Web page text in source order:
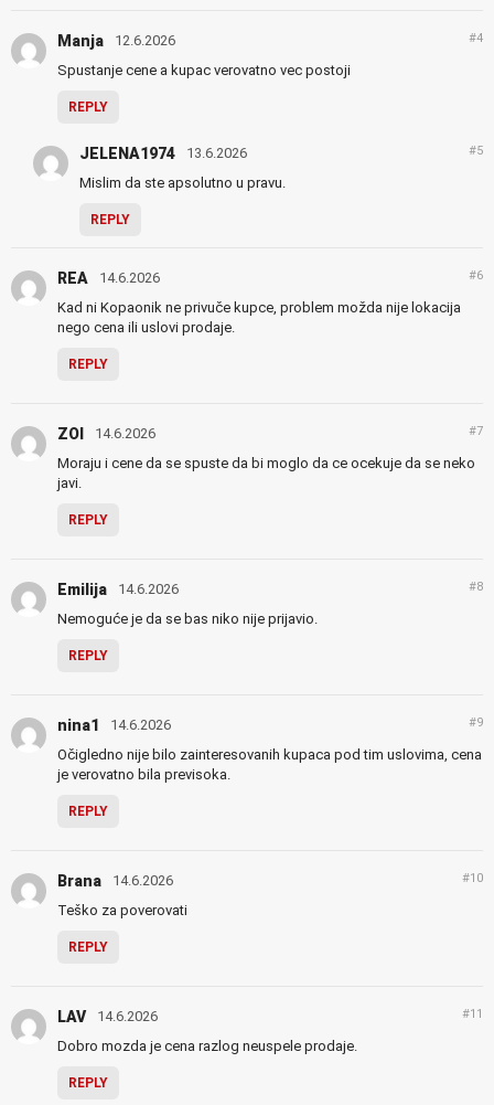
Manja 12.6.2026 #4
Spustanje cene a kupac verovatno vec postoji
REPLY
JELENA1974 13.6.2026 #5
Mislim da ste apsolutno u pravu.
REPLY
REA 14.6.2026 #6
Kad ni Kopaonik ne privuče kupce, problem možda nije lokacija
nego cena ili uslovi prodaje.
REPLY
ZOI 14.6.2026 #7
Moraju i cene da se spuste da bi moglo da ce ocekuje da se neko
javi.
REPLY
Emilija 14.6.2026 #8
Nemoguće je da se bas niko nije prijavio.
REPLY
nina1 14.6.2026 #9
Očigledno nije bilo zainteresovanih kupaca pod tim uslovima, cena
je verovatno bila previsoka.
REPLY
Brana 14.6.2026 #10
Teško za poverovati
REPLY
LAV 14.6.2026 #11
Dobro mozda je cena razlog neuspele prodaje.
REPLY